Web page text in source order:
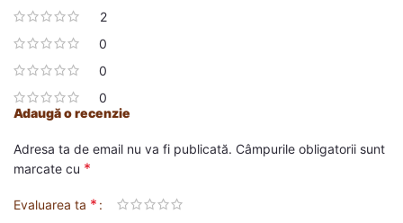
2
0
0
0
Adaugă o recenzie
Adresa ta de email nu va fi publicată. Câmpurile obligatorii sunt
marcate cu *
Evaluarea ta *